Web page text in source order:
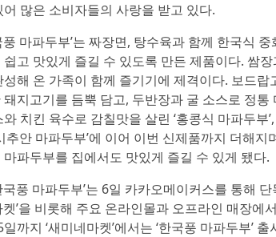
많은 소비자들의 사랑을 받고 있다.
풍 마파두부’는 짜장면, 탕수육과 함께 한국식
쉽고 맛있게 즐길 수 있도록 만든 제품이다. 쌈
성해 온 가족이 함께 즐기기에 제격이다. 보드
돼지고기를 듬뿍 담고, 두반장과 굴 소스로 정
치킨 육수로 감칠맛을 살린 ‘홍콩식 마파두부
추안 마파두부’에 이어 이번 신제품까지 더해
마파두부를 집에서도 맛있게 즐길 수 있게 됐다.
국풍 마파두부’는 6일 카카오메이커스를 통해
켓’을 비롯해 주요 온라인몰과 오프라인 매장에
까지 ‘새미네마켓’에서는 ‘한국풍 마파두부’